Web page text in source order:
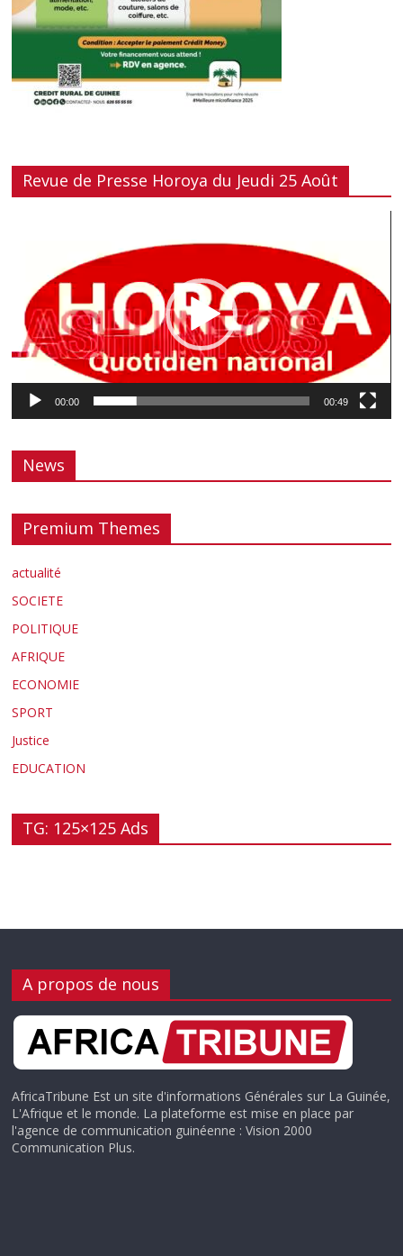
Revue de Presse Horoya du Jeudi 25 Août
00:00 00:49
News
Premium Themes
actualité
SOCIETE
POLITIQUE
AFRIQUE
ECONOMIE
SPORT
Justice
EDUCATION
TG: 125×125 Ads
A propos de nous
AfricaTribune Est un site d'informations Générales sur La Guinée,
L'Afrique et le monde. La plateforme est mise en place par
l'agence de communication guinéenne : Vision 2000
Communication Plus.